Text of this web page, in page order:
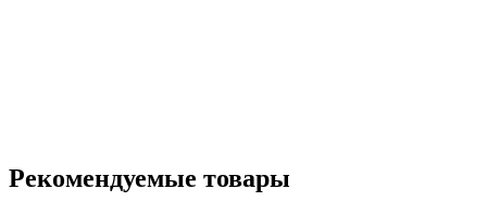
Рекомендуемые товары